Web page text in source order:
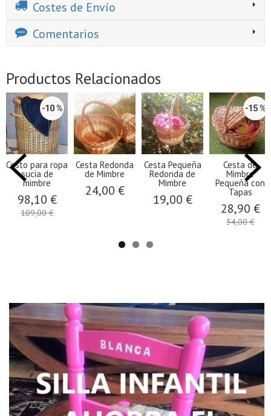
Costes de Envío
Comentarios
Productos Relacionados
-10 %
Cesto para ropa
sucia de
mimbre
98,10 €
109,00 €
Cesta Redonda
de Mimbre
24,00 €
Cesta Pequeña
Redonda de
Mimbre
19,00 €
-15 %
Cesta de
Mimbre
Pequeña con
Tapas
28,90 €
34,00 €